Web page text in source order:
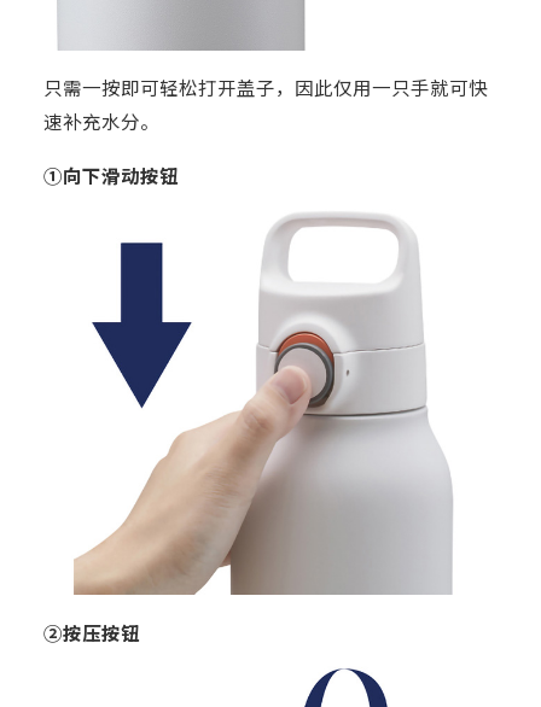
只需一按即可轻松打开盖子，因此仅用一只手就可快
速补充水分。
①向下滑动按钮
②按压按钮